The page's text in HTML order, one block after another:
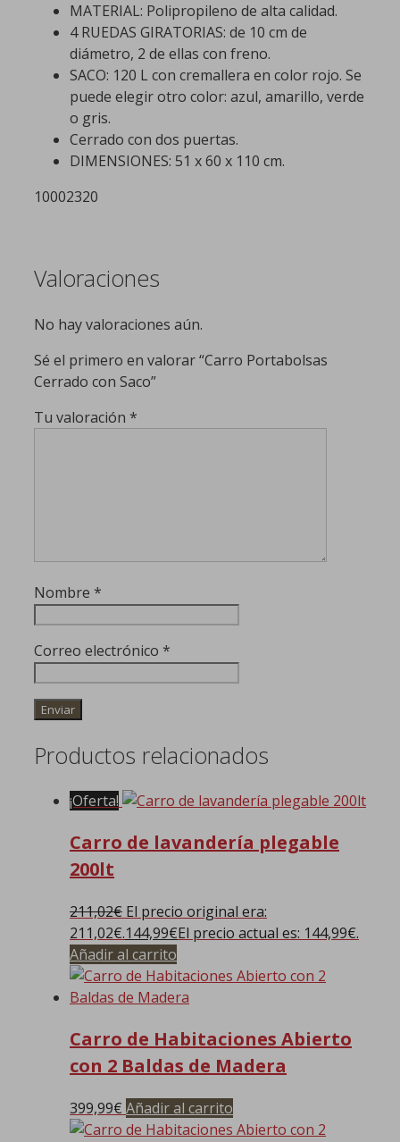
MATERIAL: Polipropileno de alta calidad.
4 RUEDAS GIRATORIAS: de 10 cm de
diámetro, 2 de ellas con freno.
SACO: 120 L con cremallera en color rojo. Se
puede elegir otro color: azul, amarillo, verde
o gris.
Cerrado con dos puertas.
DIMENSIONES: 51 x 60 x 110 cm.
10002320
Valoraciones
No hay valoraciones aún.
Sé el primero en valorar “Carro Portabolsas
Cerrado con Saco”
Tu valoración *
Nombre *
Correo electrónico *
Productos relacionados
¡Oferta!
Carro de lavandería plegable
200lt
211,02€ El precio original era:
211,02€.144,99€El precio actual es: 144,99€.
Añadir al carrito
Carro de Habitaciones Abierto
con 2 Baldas de Madera
399,99€ Añadir al carrito